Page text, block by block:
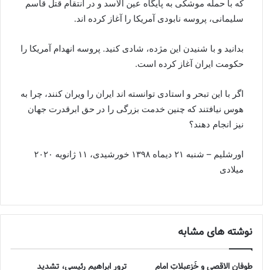
که با حمله موشکی به پایگاه عین الاسد و در انتقام قتل قاسم
سلیمانی، پروسه نابودی آمریکا را آغاز کرده اند.
بدانید و با شنیدن این مژده، شادی کنید. پروسه انهدام آمریکا را
حکومت ایران آغاز کرده است.
اگر با این تبحر و استادی توانسته اند ایران را ویران کنند، چرا به
هوس نیافتند که چنین خدمت بزرگی را در حق ابرقدرت جهان
نیز انجام دهند؟
اورشلیم – شنبه ۲۱ دیماه ۱۳۹۸ خورشیدی، ۱۱ ژانویه ۲۰۲۰
میلادی
نوشته های مشابه
طوفان الاقصی و خُزعبلاتِ امام ترور ابراهیم رئیسی، تشدید